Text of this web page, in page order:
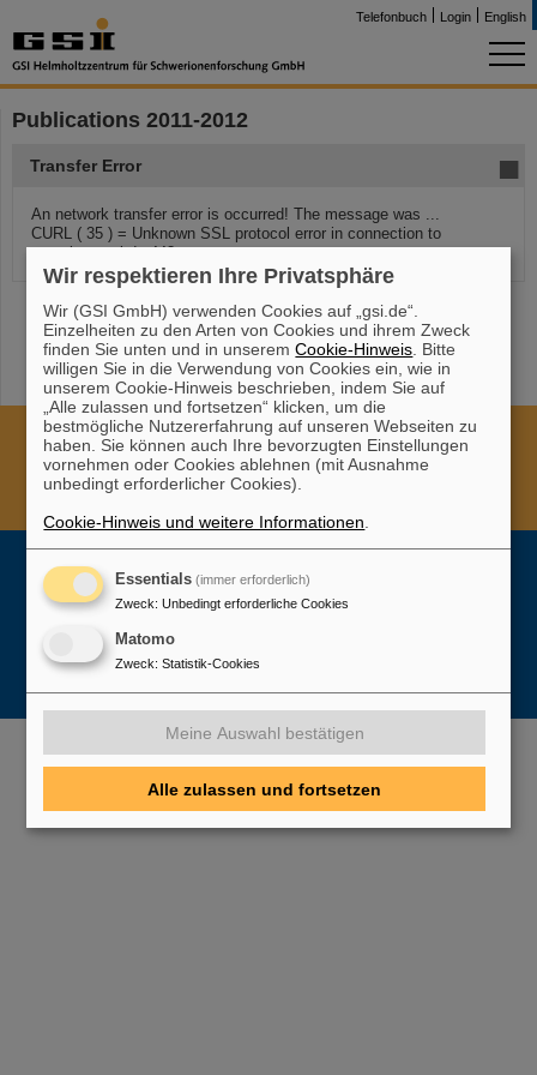
Telefonbuch Login English
Publications 2011-2012
Transfer Error
An network transfer error is occurred! The message was ...
CURL ( 35 ) = Unknown SSL protocol error in connection to
Cookie Einstellungen Cookie-Hinweise
Sitemap
Impressum
Datenschutz
Haftungsausschluss
Wir respektieren Ihre Privatsphäre
Wir (GSI GmbH) verwenden Cookies auf „gsi.de“.
Einzelheiten zu den Arten von Cookies und ihrem Zweck
finden Sie unten und in unseremCookie-Hinweis . Bitte
willigen Sie in die Verwendung von Cookies ein, wie in
unserem Cookie-Hinweis beschrieben, indem Sie auf
„Alle zulassen und fortsetzen“ klicken, um die
bestmögliche Nutzererfahrung auf unseren Webseiten zu
haben. Sie können auch Ihre bevorzugten Einstellungen
vornehmen oder Cookies ablehnen (mit Ausnahme
unbedingt erforderlicher Cookies).
Cookie-Hinweis und weitere Informationen
Essentials (immer erforderlich)
Zweck: Unbedingt erforderliche Cookies
Matomo
Zweck: Statistik-Cookies
Meine Auswahl bestätigen
Alle zulassen und fortsetzen